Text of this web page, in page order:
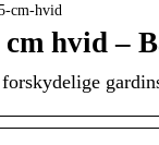
cm-hvid
hvid –